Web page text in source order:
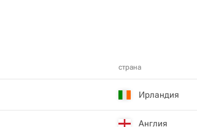
страна
Ирландия
Англия